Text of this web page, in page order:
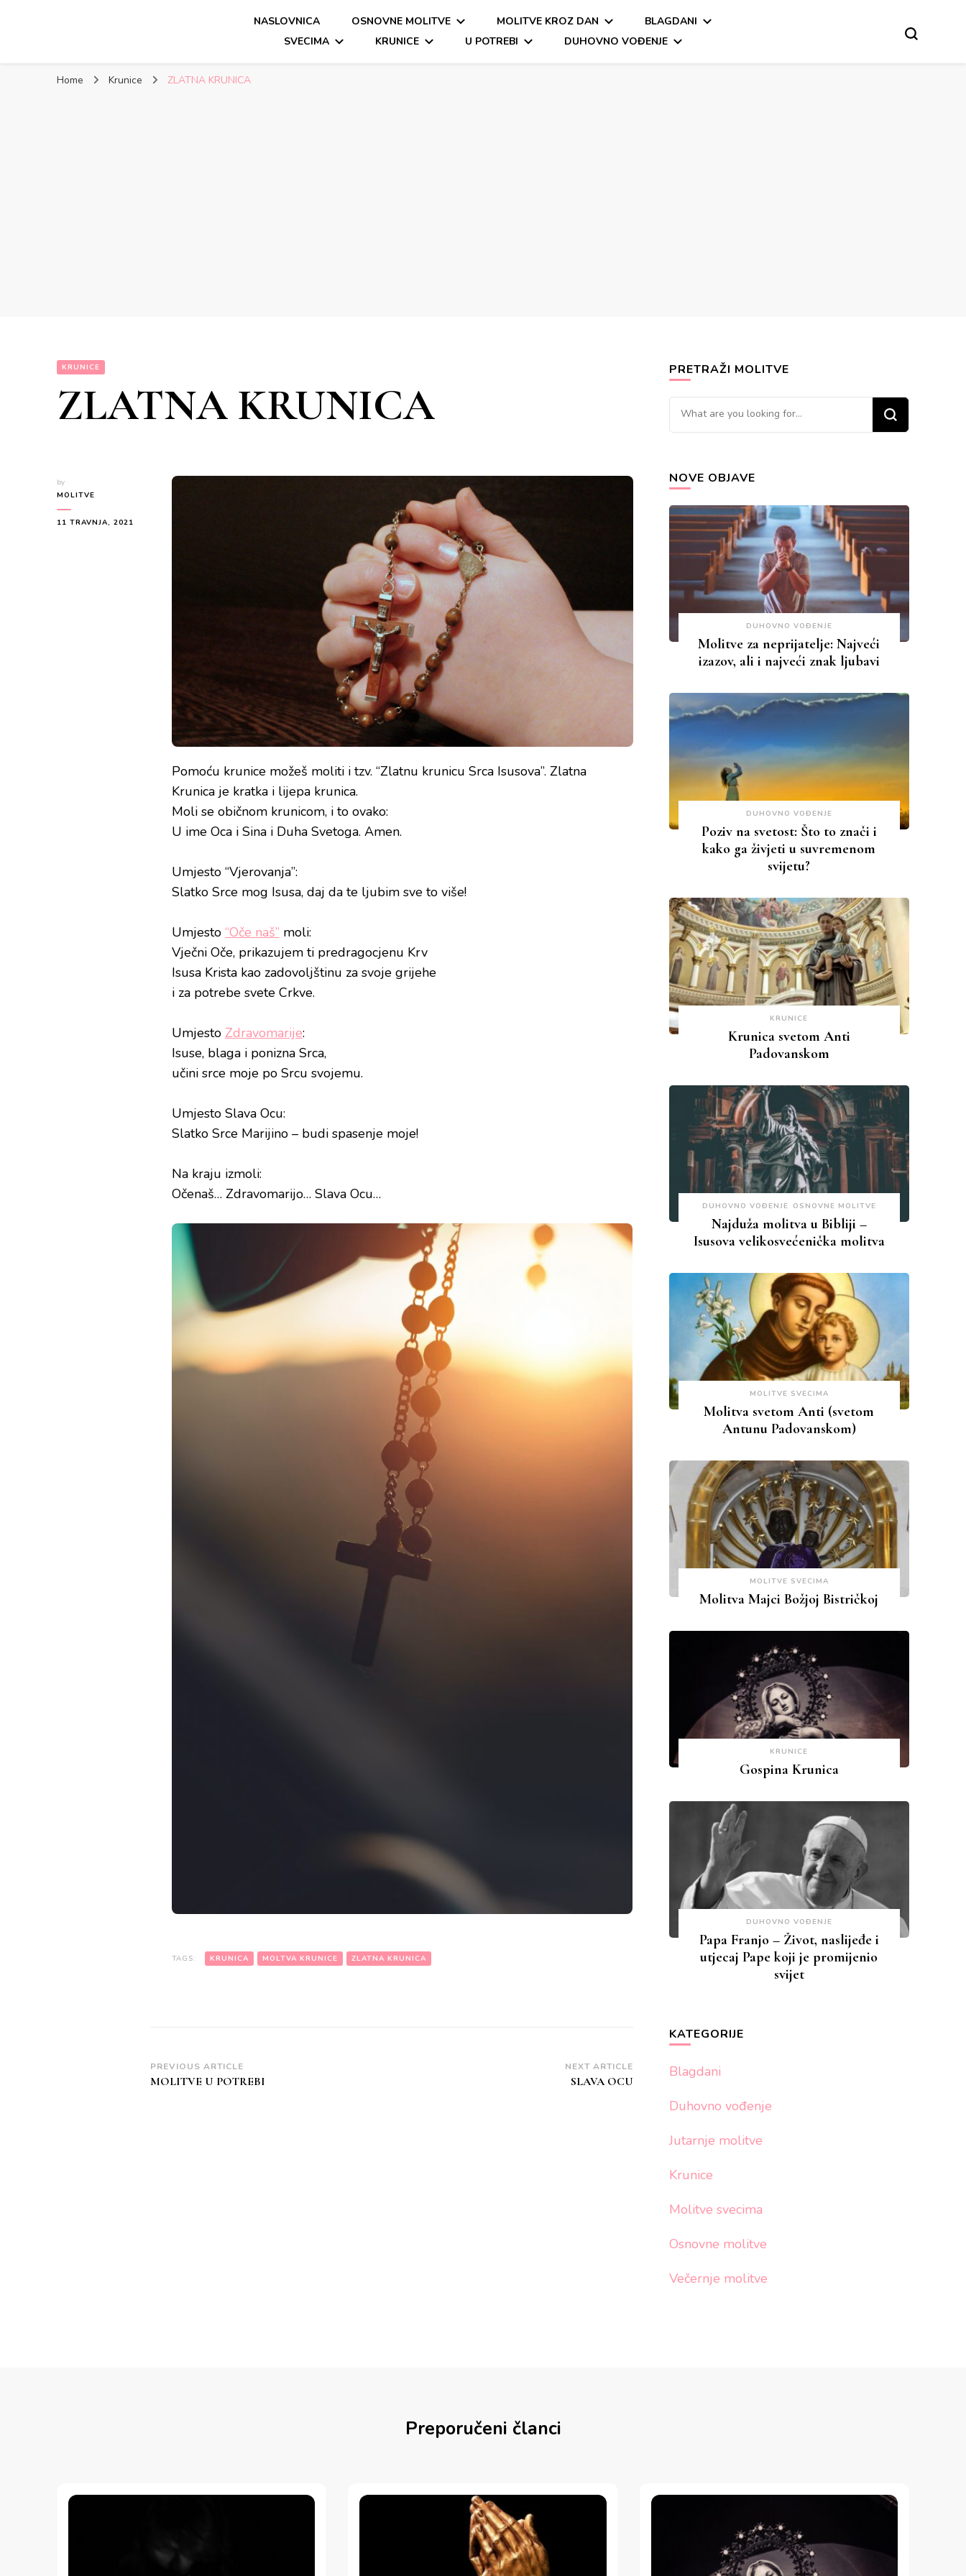
Molitve katolika – Jutarnja molitva
Svete katoličke molitve – Jutarnja molitva, večernja molitva, oče naš, zdravo marijo
NASLOVNICA OSNOVNE MOLITVE MOLITVE KROZ DAN
BLAGDANI
SVECIMA
KRUNICE U POTREBI DUHOVNO VOĐENJE
Home Krunice ZLATNA KRUNICA
KRUNICE
ZLATNA KRUNICA
by
MOLITVE
11 TRAVNJA, 2021
Pomoću krunice možeš moliti i tzv. “Zlatnu krunicu Srca Isusova”. Zlatna
Krunica je kratka i lijepa krunica.
Moli se običnom krunicom, i to ovako:
U ime Oca i Sina i Duha Svetoga. Amen.
Umjesto “Vjerovanja”:
Slatko Srce mog Isusa, daj da te ljubim sve to više!
Umjesto “Oče naš” moli:
Vječni Oče, prikazujem ti predragocjenu Krv
Isusa Krista kao zadovoljštinu za svoje grijehe
i za potrebe svete Crkve.
Umjesto Zdravomarije:
Isuse, blaga i ponizna Srca,
učini srce moje po Srcu svojemu.
Umjesto Slava Ocu:
Slatko Srce Marijino – budi spasenje moje!
Na kraju izmoli:
Očenaš… Zdravomarijo… Slava Ocu…
TAGS: KRUNICA MOLTVA KRUNICE ZLATNA KRUNICA
Post
Navigation
PREVIOUS ARTICLE
MOLITVE U POTREBI
NEXT ARTICLE
SLAVA OCU
PRETRAŽI MOLITVE
Looking
for
NOVE OBJAVE
DUHOVNO VOĐENJE
Molitve za neprijatelje: Najveći
izazov, ali i najveći znak ljubavi
DUHOVNO VOĐENJE
Poziv na svetost: Što to znači i
kako ga živjeti u suvremenom
svijetu?
KRUNICE
Krunica svetom Anti
Padovanskom
DUHOVNO VOĐENJE OSNOVNE MOLITVE
Najduža molitva u Bibliji –
Isusova velikosvećenička molitva
MOLITVE SVECIMA
Molitva svetom Anti (svetom
Antunu Padovanskom)
MOLITVE SVECIMA
Molitva Majci Božjoj Bistričkoj
KRUNICE
Gospina Krunica
DUHOVNO VOĐENJE
Papa Franjo – Život, naslijeđe i
utjecaj Pape koji je promijenio
svijet
KATEGORIJE
Blagdani
Duhovno vođenje
Jutarnje molitve
Krunice
Molitve svecima
Osnovne molitve
Večernje molitve
Preporučeni članci